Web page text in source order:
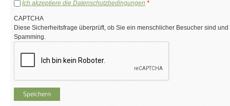
Ich akzeptiere die Datenschutzbedingungen *
CAPTCHA
Diese Sicherheitsfrage überprüft, ob Sie ein menschlicher Besucher sind
Spamming.